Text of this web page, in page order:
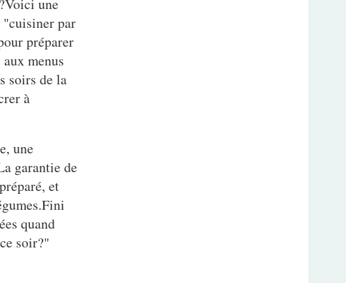
une
"cuisiner par
préparer
menus
soirs de la
à
une
garantie de
et
quand
soir?"